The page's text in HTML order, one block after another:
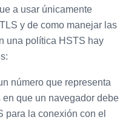
a usar únicamente
y de como manejar las
una política HSTS hay
número que representa
que un navegador debe
para la conexión con el